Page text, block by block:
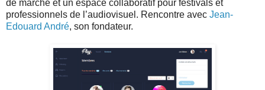
de marché et un espace collaboratif pour festivals et
professionnels de l’audiovisuel. Rencontre avec Jean-
Edouard André, son fondateur.